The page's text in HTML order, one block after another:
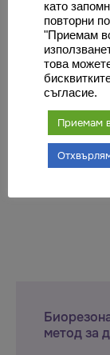
Халил
метод за
като
повторни
"Приемам
това
съгласие.
Приемам